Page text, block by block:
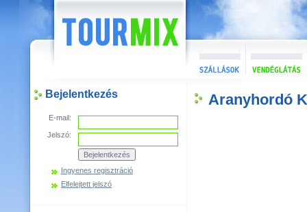
Bejelentkezés
E-mail:
Jelszó:
Ingyenes regisztráció
Elfelejtett jelszó
Aranyhordó